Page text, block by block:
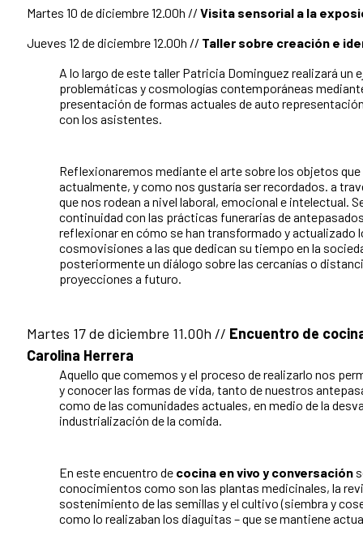
Martes 10 de diciembre 12.00h // Visita sensorial a la
Jueves 12 de diciembre 12.00h // Taller sobre creación e
A lo largo de este taller Patricia Dominguez realizará un
problemáticas y cosmologías contemporáneas
presentación de formas actuales de auto
con los asistentes.
Reflexionaremos mediante el arte sobre los objetos
actualmente, y como nos gustaría ser recordados. a
que nos rodean a nivel laboral, emocional e intelectual.
continuidad con las prácticas funerarias de
reflexionar en cómo se han transformado y actualizado
cosmovisiones a las que dedican su tiempo en la
posteriormente un diálogo sobre las cercanías o
proyecciones a futuro.
Martes 17 de diciembre 11.00h // Encuentro de
Carolina Herrera
Aquello que comemos y el proceso de realizarlo nos
y conocer las formas de vida, tanto de nuestros
como de las comunidades actuales, en medio de la
industrialización de la comida.
En este encuentro de cocina en vivo y conversación
conocimientos como son las plantas medicinales, la
sostenimiento de las semillas y el cultivo (siembra y
como lo realizaban los diaguitas – que se mantiene